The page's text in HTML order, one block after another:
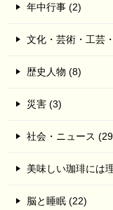
年中行事 (2)
文化・芸術・工芸
歴史人物 (8)
災害 (3)
社会・ニュース
美味しい珈琲には
脳と睡眠 (22)